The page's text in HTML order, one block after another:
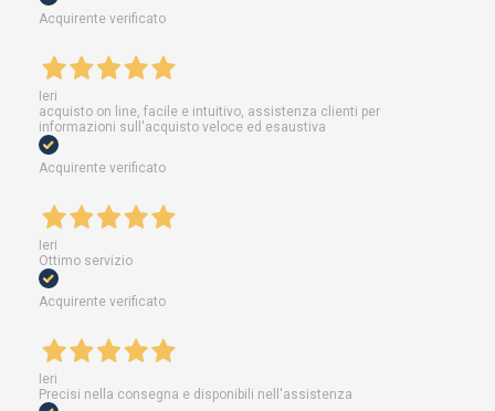
Acquirente verificato
Ieri
acquisto on line, facile e intuitivo, assistenza clienti per
informazioni sull'acquisto veloce ed esaustiva
Acquirente verificato
Ieri
Ottimo servizio
Acquirente verificato
Ieri
Precisi nella consegna e disponibili nell'assistenza